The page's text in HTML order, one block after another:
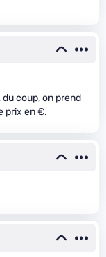
coup, on prend
prix en €.